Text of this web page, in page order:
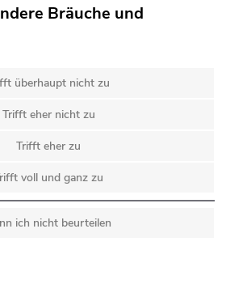
Bräuche und
überhaupt nicht zu
Trifft eher nicht zu
Trifft eher zu
voll und ganz zu
ich nicht beurteilen